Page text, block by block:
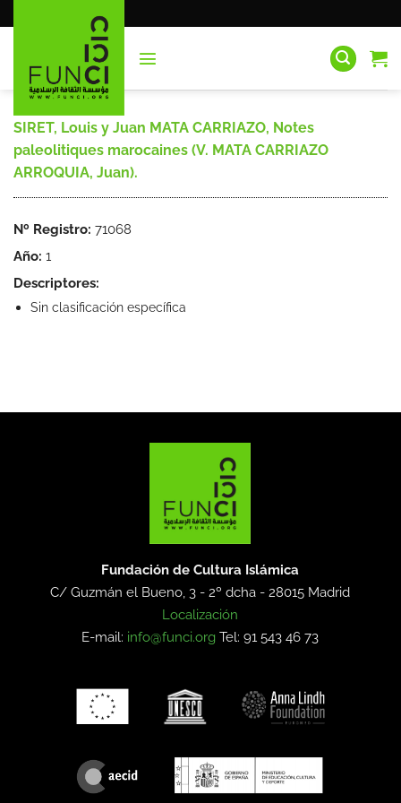
al
SIRET, Louis y Juan MATA CARRIAZO, Notes
paleolitiques marocaines (V. MATA CARRIAZO
ARROQUIA, Juan).
Nº Registro: 71068
Año: 1
Descriptores:
Sin clasificación específica
Fundación de Cultura Islámica
C/ Guzmán el Bueno, 3 - 2º dcha -28015 Madrid
Localización
E-mail: info@funci.org Tel: 91 543 46 73